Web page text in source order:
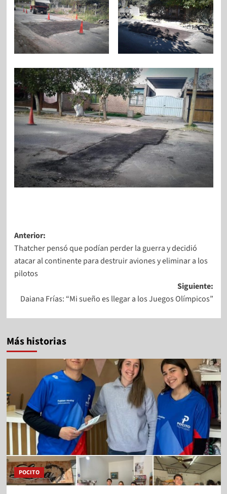
Anterior:
Thatcher pensó que podían perder la guerra y decidió
atacar al continente para destruir aviones y eliminar a los
pilotos
Siguiente:
Daiana Frías: “Mi sueño es llegar a los Juegos Olímpicos”
Más historias
POCITO